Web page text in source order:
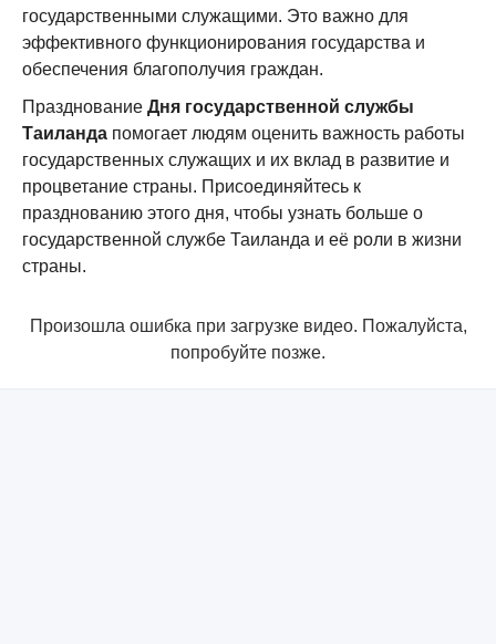
государственными служащими. Это важно для
эффективного функционирования государства и
обеспечения благополучия граждан.
Празднование Дня государственной службы
Таиланда помогает людям оценить важность работы
государственных служащих и их вклад в развитие и
процветание страны. Присоединяйтесь к
празднованию этого дня, чтобы узнать больше о
государственной службе Таиланда и её роли в жизни
страны.
Произошла ошибка при загрузке видео. Пожалуйста,
попробуйте позже.